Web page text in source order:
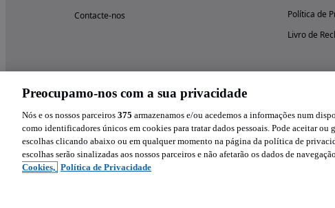
Contacte-nos
Política de
Livro de
Preocupamo-nos com a sua privacidade
Nós e os nossos parceiros 375 armazenamos e/ou acedemos a informações num
como identificadores únicos em cookies para tratar dados pessoais. Pode aceitar ou
escolhas clicando abaixo ou em qualquer momento na página da política de
escolhas serão sinalizadas aos nossos parceiros e não afetarão os dados de
Cookies, Política de Privacidade